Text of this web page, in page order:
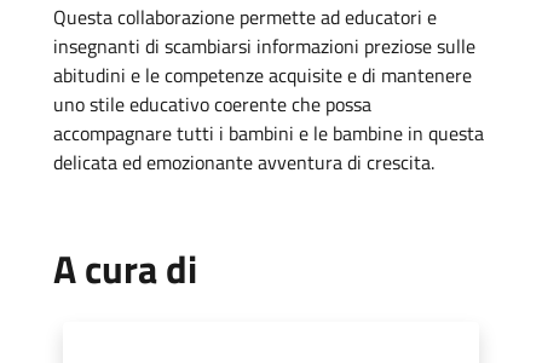
Questa collaborazione permette ad educatori e
insegnanti di scambiarsi informazioni preziose sulle
abitudini e le competenze acquisite e di mantenere
uno stile educativocoerente che possa
accompagnare tutti i bambini e le bambine in questa
delicata edemozionante avventura di crescita.
A cura di